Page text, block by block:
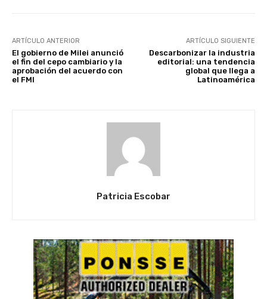
ARTÍCULO ANTERIOR
El gobierno de Milei anunció
el fin del cepo cambiario y la
aprobación del acuerdo con
el FMI
ARTÍCULO SIGUIENTE
Descarbonizar la industria
editorial: una tendencia
global que llega a
Latinoamérica
Patricia Escobar